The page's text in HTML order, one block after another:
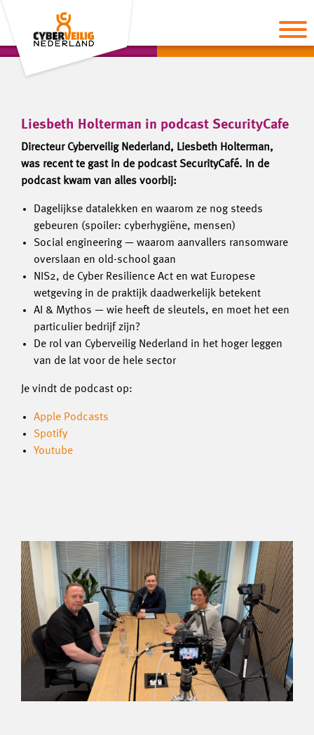
Liesbeth Holterman in podcast SecurityCafe
Directeur Cyberveilig Nederland, Liesbeth Holterman,
was recent te gast in de podcast SecurityCafé. In de
podcast kwam van alles voorbij:
Dagelijkse datalekken en waarom ze nog steeds
gebeuren (spoiler: cyberhygiëne, mensen)
Social engineering — waarom aanvallers ransomware
overslaan en old-school gaan
NIS2, de Cyber Resilience Act en wat Europese
wetgeving in de praktijk daadwerkelijk betekent
AI & Mythos — wie heeft de sleutels, en moet het een
particulier bedrijf zijn?
De rol van Cyberveilig Nederland in het hoger leggen
van de lat voor de hele sector
Je vindt de podcast op:
Apple Podcasts
Spotify
Youtube